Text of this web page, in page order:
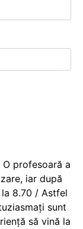
profesoară a
iar după
8.70 / Astfel
sunt
să vină la